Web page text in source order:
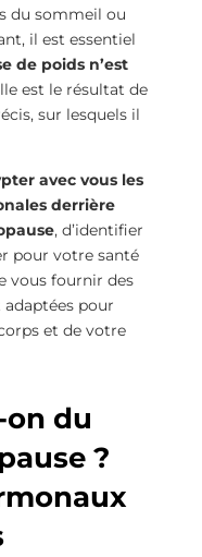
du sommeil ou
il est essentiel
de poids n’est
est le résultat de
sur lesquels il
avec vous les
derrière
, d’identifier
pour votre santé
vous fournir des
pour
et de votre
du
?